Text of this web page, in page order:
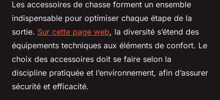
Les accessoires de chasse forment un ensemble
indispensable pour optimiser chaque étape de la
sortie. Sur cette page web, la diversité s’étend des
équipements techniques aux éléments de confort. Le
choix des accessoires doit se faire selon la
discipline pratiquée et l’environnement, afin d’assurer
sécurité et efficacité.